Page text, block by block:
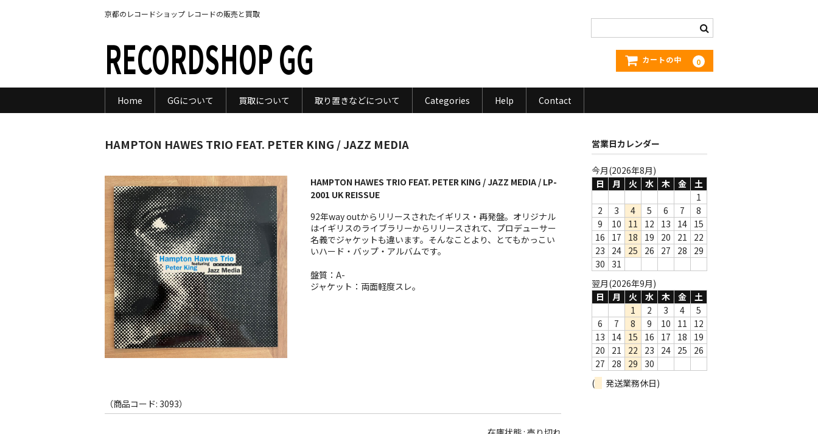
京都のレコードショップ レコードの販売と買取
RECORDSHOP GG カートの中 0
Home GGについて 買取について 取り置きなどについて Categories Help Contact
HAMPTON HAWES TRIO FEAT. PETER KING / JAZZ MEDIA
HAMPTON HAWES TRIO FEAT. PETER KING / JAZZ MEDIA / LP-
2001 UK REISSUE
92年way outからリリースされたイギリス・再発盤。オリジナル
はイギリスのライブラリーからリリースされて、プロデューサー
名義でジャケットも違います。そんなことより、とてもかっこい
いハード・バップ・アルバムです。
盤質：A-
ジャケット：両面軽度スレ。
（商品コード: 3093）
営業日カレンダー
今月(2026年8月)
日
月 火 水 木 金
土
1
2
3 4 5 6 7
8
9
10 11 12 13 14 15
16
17 18 19 20 21
22
23
24 25 26 27 28
29
30
31
翌月(2026年9月)
日
月 火 水 木 金
土
1
2 3 4
5
6
7 8 9 10 11
12
13
14 15 16 17 18
19
20
21 22 23 24 25
26
27
28 29
30
(
発送業務休日)